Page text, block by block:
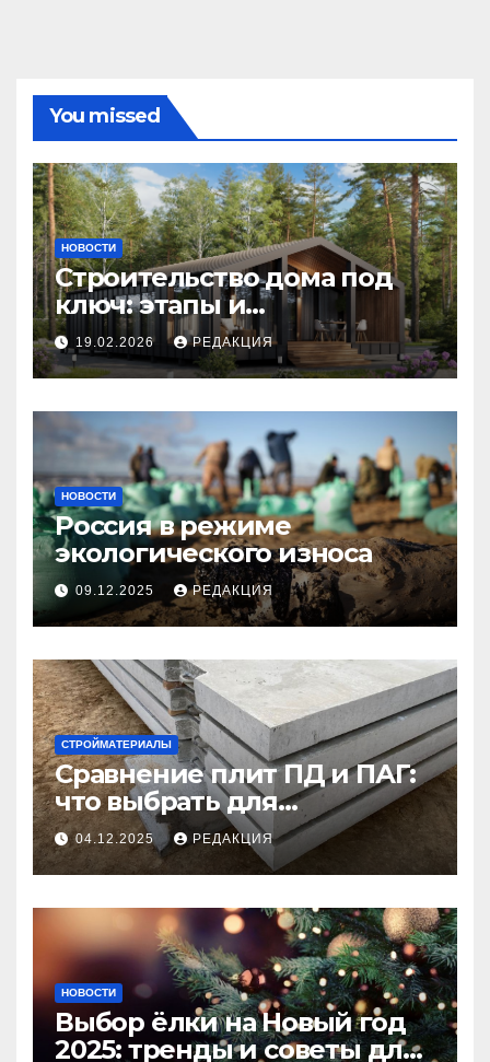
You missed
НОВОСТИ
Строительство дома под
ключ: этапы и
планирование бюджета
19.02.2026 РЕДАКЦИЯ
НОВОСТИ
Россия в режиме
экологического износа
09.12.2025 РЕДАКЦИЯ
СТРОЙМАТЕРИАЛЫ
Сравнение плит ПД и ПАГ:
что выбрать для
долговечного и прочного
покрытия
04.12.2025 РЕДАКЦИЯ
НОВОСТИ
Выбор ёлки на Новый год
2025: тренды и советы для